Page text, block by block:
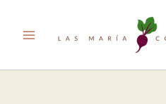
Electrónico*